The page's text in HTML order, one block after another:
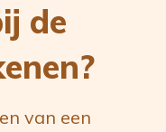
de
van een